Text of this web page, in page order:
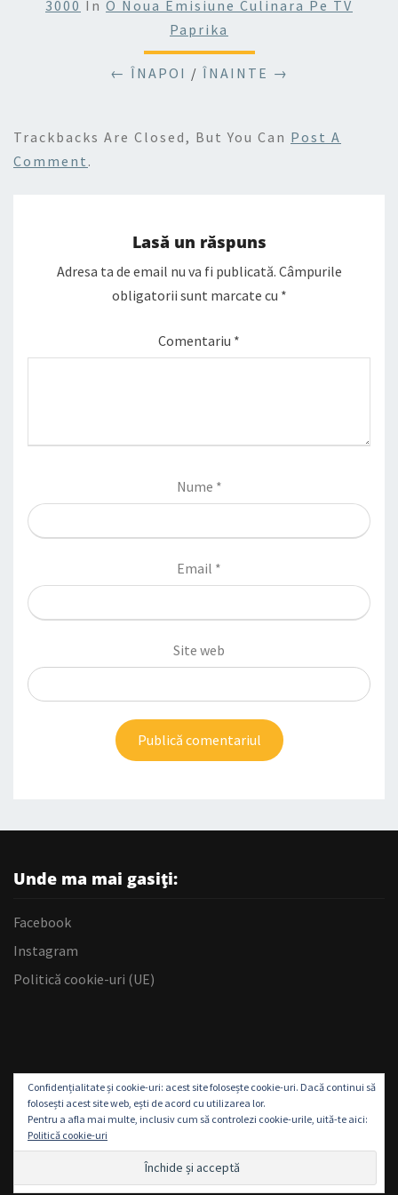
3000 In O Noua Emisiune Culinara Pe TV
Paprika
← ÎNAPOI / ÎNAINTE →
Trackbacks Are Closed, But You Can Post A
Comment .
Lasă un răspuns
Adresa ta de email nu va fi publicată. Câmpurile
obligatorii sunt marcate cu *
Comentariu *
Nume *
Email *
Site web
Unde ma mai gasiți:
Facebook
Instagram
Politică cookie-uri (UE)
Confidențialitate și cookie-uri: acest site folosește cookie-uri. Dacă continui să
folosești acest site web, ești de acord cu utilizarea lor.
Pentru a afla mai multe, inclusiv cum să controlezi cookie-urile, uită-te aici:
Politică cookie-uri